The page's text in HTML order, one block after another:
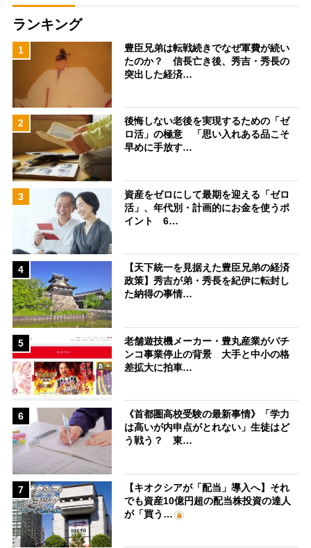
ランキング
1
豊臣兄弟は転戦続きでなぜ軍費が続い
たのか？ 信長亡き後、秀吉・秀長の
突出した経済…
2
後悔しない老後を実現するための「ゼ
ロ活」の極意 「思い入れある品こそ
早めに手放す…
3
資産をゼロにして最期を迎える「ゼロ
活」、年代別・計画的にお金を使うポ
イント 6…
4
【天下統一を見据えた豊臣兄弟の経済
政策】秀吉が弟・秀長を紀伊に転封し
た納得の事情…
5
老舗遊技機メーカー・豊丸産業がパチ
ンコ事業停止の背景 大手と中小の格
差拡大に拍車…
6
《首都圏高校受験の最新事情》「学力
は高いが内申点がとれない」生徒はど
う戦う？ 東…
7
【キオクシアが「配当」導入へ】それ
でも資産10億円超の配当株投資の達人
が「買う…